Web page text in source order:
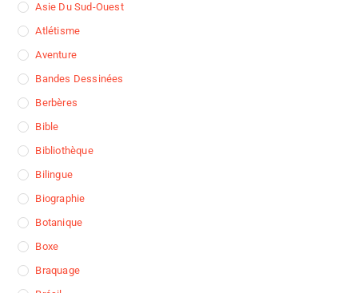
Asie Du Sud-Ouest
Atlétisme
Aventure
Bandes Dessinées
Berbères
Bible
Bibliothèque
Bilingue
Biographie
Botanique
Boxe
Braquage